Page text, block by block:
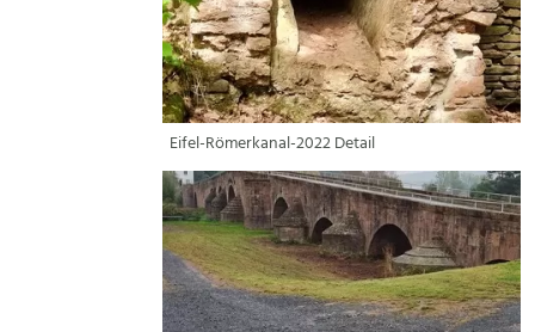
Eifel-Römerkanal-2022 Detail